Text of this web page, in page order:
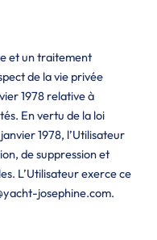
et un traitement
de la vie privée
1978 relative à
En vertu de la loi
1978, l’Utilisateur
de suppression et
L’Utilisateur exerce ce
josephine.com.